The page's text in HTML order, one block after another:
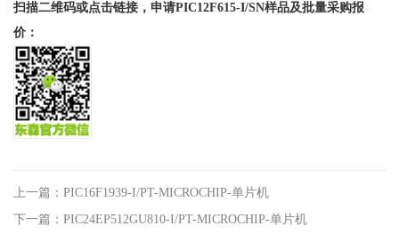
扫描二维码或点击链接，申请PIC12F615-I/SN样品及批量采购报
价：
上一篇：PIC16F1939-I/PT-MICROCHIP-单片机
下一篇：PIC24EP512GU810-I/PT-MICROCHIP-单片机